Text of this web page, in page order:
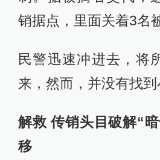
销据点，里面关着3名
民警迅速冲进去，将
来，然而，并没有找到
解救 传销头目破解“
移